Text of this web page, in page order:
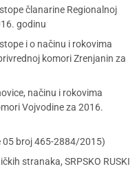
članarine Regionalnoj
godinu
i o načinu i rokovima
komori Zrenjanin za
načinu i rokovima
Vojvodine za 2016.
05 broj 465-2884/2015)
stranaka, SRPSKO RUSKI